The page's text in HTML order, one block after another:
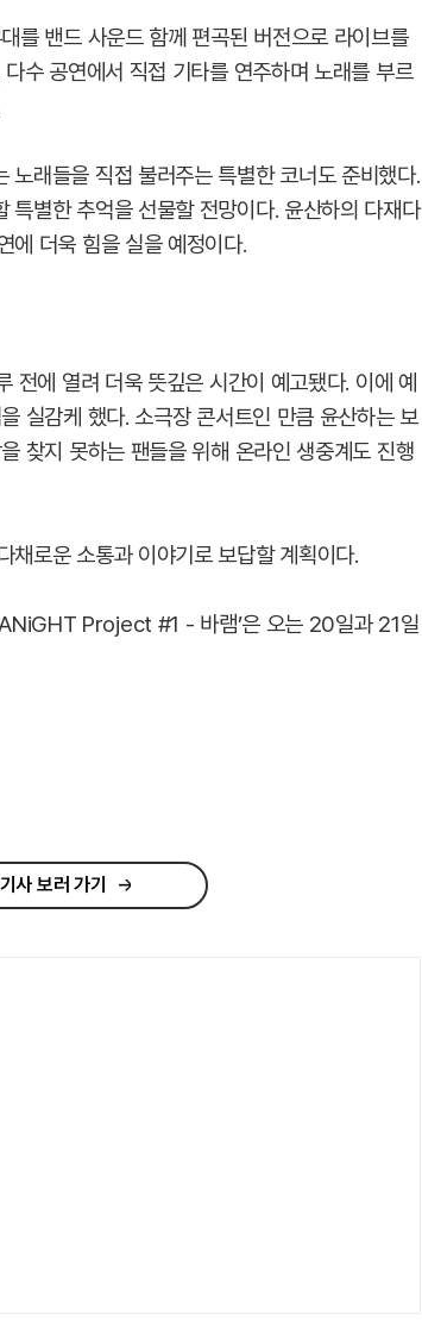
를 밴드 사운드 함께 편곡된 버전으로 라이브를
수 공연에서 직접 기타를 연주하며 노래를 부르
래들을 직접 불러주는 특별한 코너도 준비했다.
특별한 추억을 선물할 전망이다. 윤산하의 다재다
에 더욱 힘을 실을 예정이다.
전에 열려 더욱 뜻깊은 시간이 예고됐다. 이에 예
실감케 했다. 소극장 콘서트인 만큼 윤산하는 보
찾지 못하는 팬들을 위해 온라인 생중계도 진행
채로운 소통과 이야기로 보답할 계획이다.
Project #1 - 바램’은 오는 20일과 21일
사 보러 가기